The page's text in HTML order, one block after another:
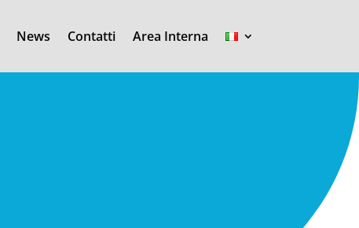
News Contatti Area Interna